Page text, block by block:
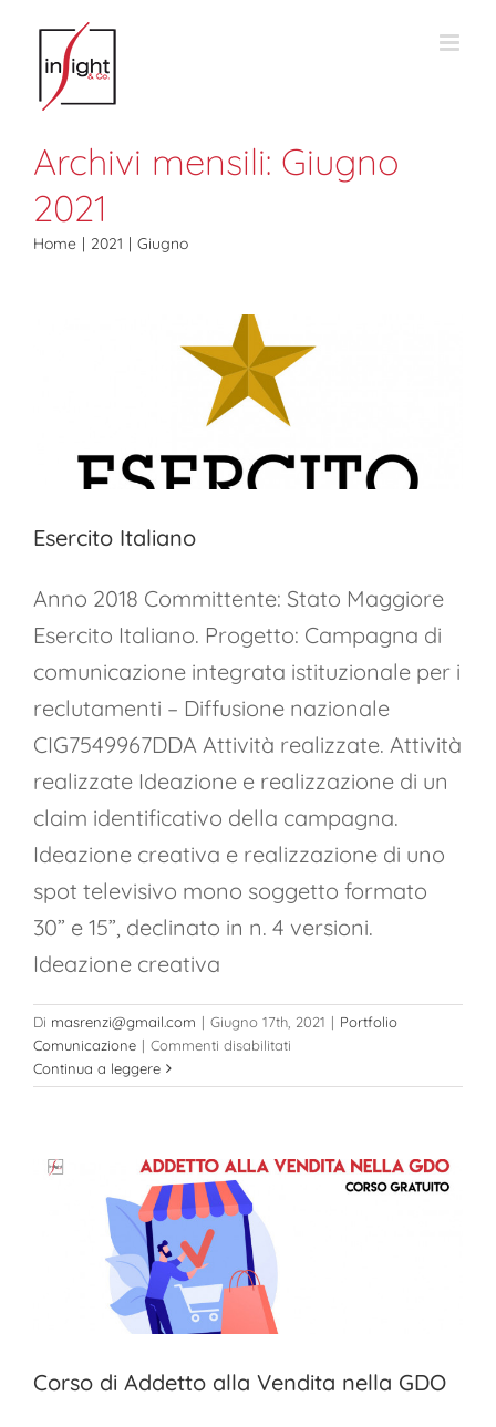
contenuto
Archivi mensili: Giugno
2021
Home 2021 Giugno
Esercito Italiano
Anno 2018 Committente: Stato Maggiore
Esercito Italiano. Progetto: Campagna di
comunicazione integrata istituzionale per i
reclutamenti – Diffusione nazionale
CIG7549967DDA Attività realizzate. Attività
realizzate Ideazione e realizzazione di un
claim identificativo della campagna.
Ideazione creativa e realizzazione di uno
spot televisivo mono soggetto formato
30” e 15”, declinato in n. 4 versioni.
Ideazione creativa
Di masrenzi@gmail.com | Giugno 17th, 2021 | Portfolio
Comunicazione | Commenti disabilitati
Italiano
Continua a leggere
Corso di Addetto alla Vendita nella GDO